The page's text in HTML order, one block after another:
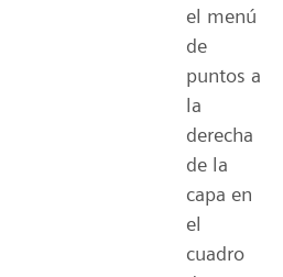
el menú
de
puntos a
la
derecha
de la
capa en
el
cuadro